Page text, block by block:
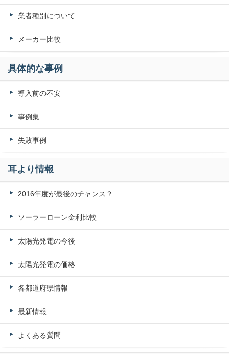
業者種別について
メーカー比較
具体的な事例
導入前の不安
事例集
失敗事例
耳より情報
2016年度が最後のチャンス？
ソーラーローン金利比較
太陽光発電の今後
太陽光発電の価格
各都道府県情報
最新情報
よくある質問